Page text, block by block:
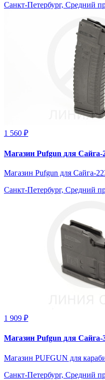
Санкт-Петербург, Средний
1 560 ₽
Магазин Pufgun для
Магазин Pufgun для Сайга-
Санкт-Петербург, Средний
1 909 ₽
Магазин Pufgun для
Магазин PUFGUN для
Санкт-Петербург, Средний